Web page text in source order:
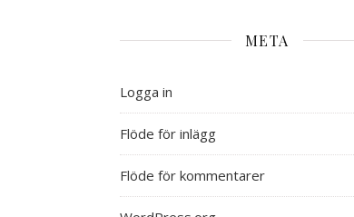
META
Logga in
Flöde för inlägg
Flöde för kommentarer